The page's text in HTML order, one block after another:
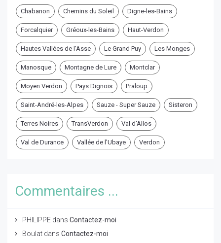
Chabanon Chemins du Soleil Digne-les-Bains
Forcalquier Gréoux-les-Bains Haut-Verdon
Hautes Vallées de l'Asse Le Grand Puy Les Monges
Manosque Montagne de Lure Montclar
Moyen Verdon Pays Dignois Praloup
Saint-André-les-Alpes Sauze - Super Sauze Sisteron
Terres Noires TransVerdon Val d'Allos
Val de Durance Vallée de l'Ubaye Verdon
Commentaires ...
PHILIPPE dans Contactez-moi
Boulat dans Contactez-moi